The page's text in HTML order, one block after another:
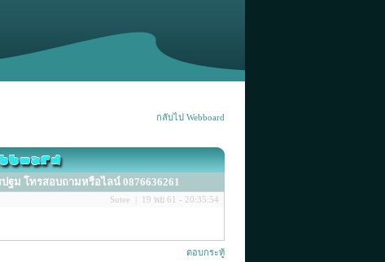
กลับไป Webboard
ฐม โทรสอบถามหรือไลน์ 0876636261
Sutee | 19 พย 61 - 20:35:54
ตอบกระทู้